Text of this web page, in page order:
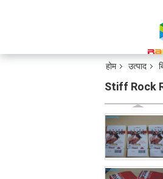
होम उत्पाद
Stiff Rock